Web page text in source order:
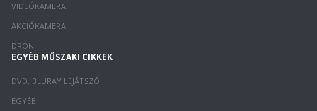
VIDEÓKAMERA
AKCIÓKAMERA
DRÓN
EGYÉB MŰSZAKI CIKKEK
DVD, BLURAY LEJÁTSZÓ
EGYÉB